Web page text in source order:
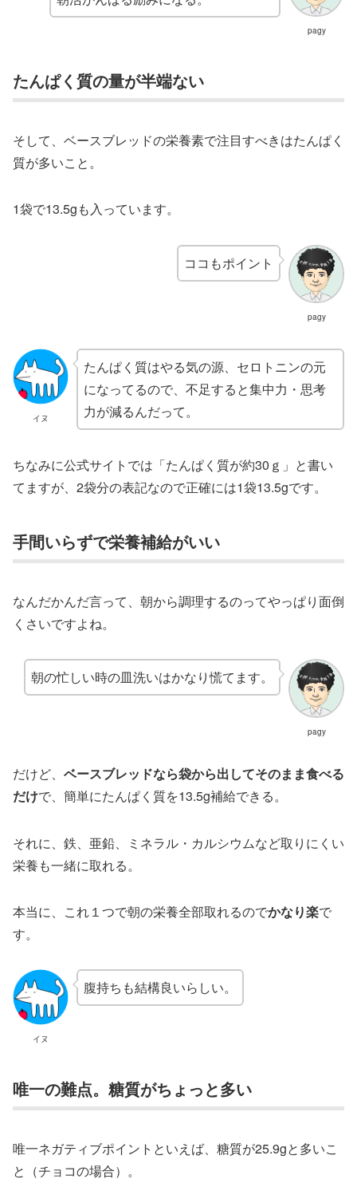
pagy
たんぱく質の量が半端ない
そして、ベースブレッドの栄養素で注目すべきはたんぱく
質が多いこと。
1袋で13.5gも入っています。
pagy
ココもポイント
イヌ
たんぱく質はやる気の源、セロトニンの元
になってるので、不足すると集中力・思考
力が減るんだって。
ちなみに公式サイトでは「たんぱく質が約30ｇ」と書い
てますが、2袋分の表記なので正確には1袋13.5gです。
手間いらずで栄養補給がいい
なんだかんだ言って、朝から調理するのってやっぱり面倒
くさいですよね。
pagy
朝の忙しい時の皿洗いはかなり慌てます。
だけど、 ベースブレッドなら袋から出してそのまま食べる
だけで、簡単にたんぱく質を13.5g補給できる。
それに、鉄、亜鉛、ミネラル・カルシウムなど取りにくい
栄養も一緒に取れる。
本当に、これ１つで朝の栄養全部取れるのでかなり楽で
す。
イヌ
腹持ちも結構良いらしい。
唯一の難点。糖質がちょっと多い
唯一ネガティブポイントといえば、糖質が25.9gと多いこ
と（チョコの場合）。